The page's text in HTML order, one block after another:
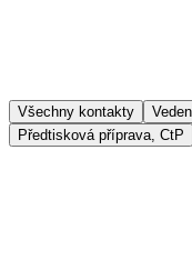
Všechny kontakty
Předtisková příprava, CtP